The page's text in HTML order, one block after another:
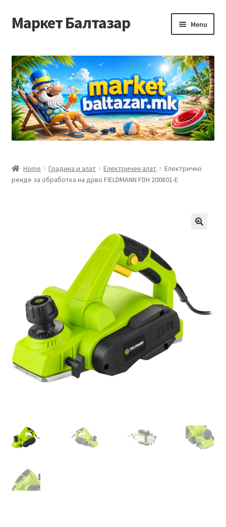
Skip
to
Skip
to
Маркет Балтазар Menu
Checkout
Homepage
Privacy Policy
Контакт
Рекламации и замена на производ
Сите производи
Услови за користење
Home Градина и алат Електричен алат
Електрично
ренде за обработка на дрво FIELDMANN FDH 200801-E